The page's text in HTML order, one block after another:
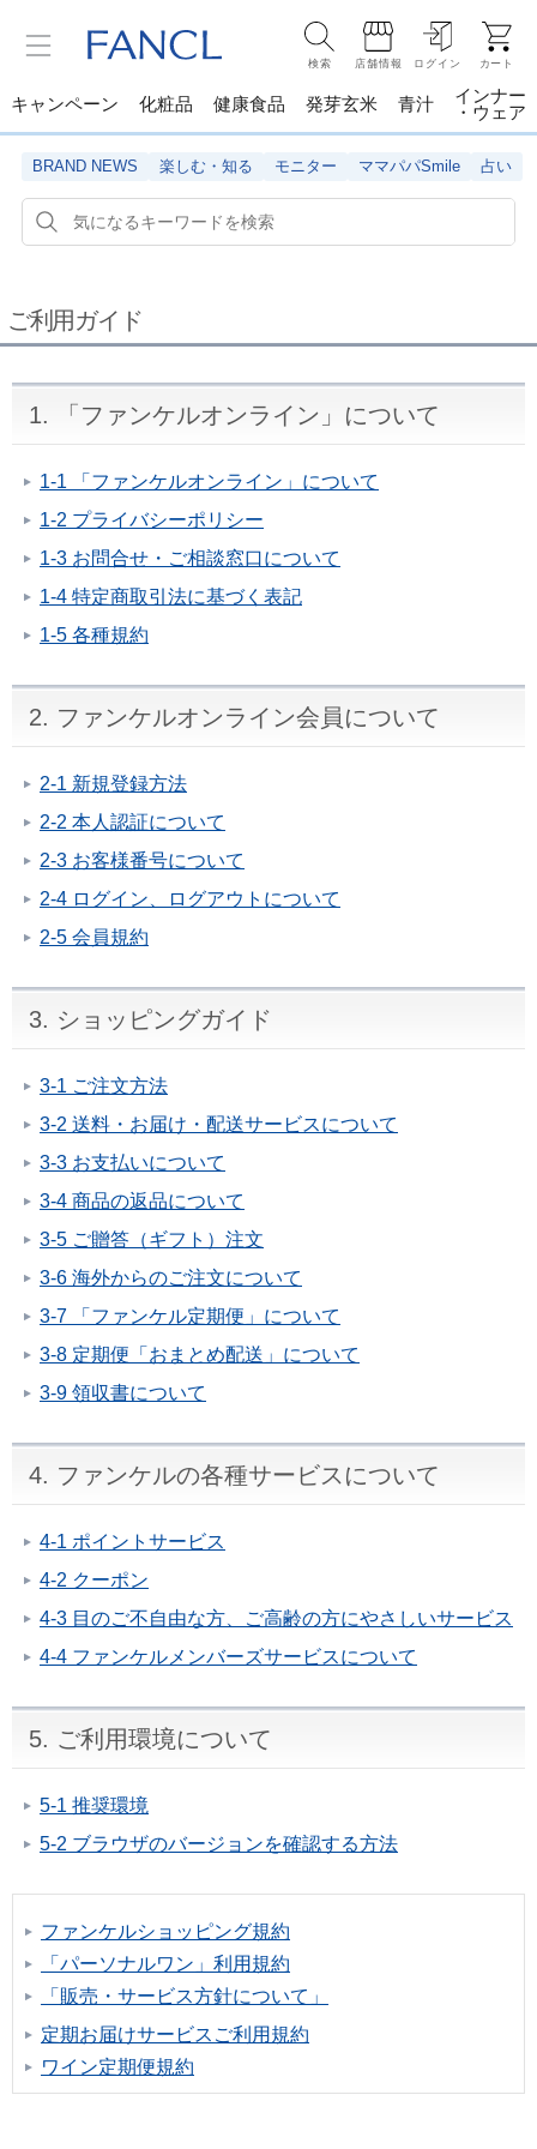
検索 店舗情報 ログイン カート
キャンペーン 化粧品 健康食品 発芽玄米 青汁
インナー
・ウェア
BRAND NEWS 楽しむ・知る モニター ママパパSmile 占い
ご利用ガイド
1. 「ファンケルオンライン」について
1-1 「ファンケルオンライン」について
1-2 プライバシーポリシー
1-3 お問合せ・ご相談窓口について
1-4 特定商取引法に基づく表記
1-5 各種規約
2. ファンケルオンライン会員について
2-1 新規登録方法
2-2 本人認証について
2-3 お客様番号について
2-4 ログイン、ログアウトについて
2-5 会員規約
3. ショッピングガイド
3-1 ご注文方法
3-2 送料・お届け・配送サービスについて
3-3 お支払いについて
3-4 商品の返品について
3-5 ご贈答（ギフト）注文
3-6 海外からのご注文について
3-7 「ファンケル定期便」について
3-8 定期便「おまとめ配送」について
3-9 領収書について
4. ファンケルの各種サービスについて
4-1 ポイントサービス
4-2 クーポン
4-3 目のご不自由な方、ご高齢の方にやさしいサービス
4-4 ファンケルメンバーズサービスについて
5. ご利用環境について
5-1 推奨環境
5-2 ブラウザのバージョンを確認する方法
ファンケルショッピング規約
「パーソナルワン」利用規約
「販売・サービス方針について」
定期お届けサービスご利用規約
ワイン定期便規約